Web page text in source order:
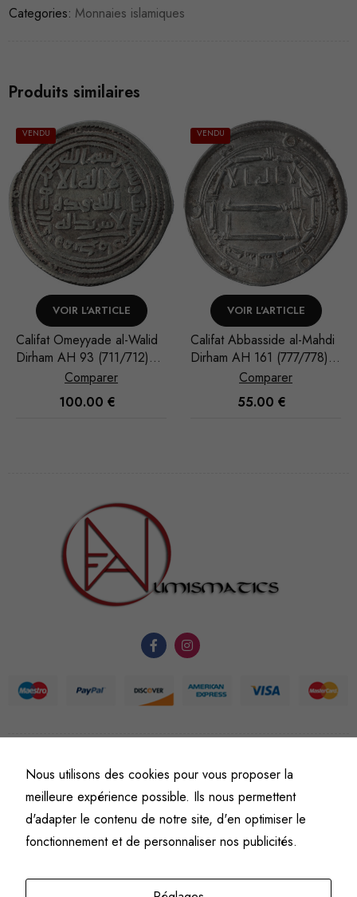
Categories: Monnaies islamiques
Produits similaires
VENDU
VOIR L'ARTICLE
Califat Abbasside al-Mahdi
Dirham AH 161 (777/778)
Madinat al-Salam
Comparer
55.00€
VENDU
VOIR L'ARTICLE
Omeyyades d'Espagne
Abd al-Rahman III Dirham
AH 221 (835/836) al-
Comparer
50.00€
©Fine art numismatics– Tous droits réservés.
Politique de confidentialitéConditions générales de vente et d’utilisation
Mentions légales
Nous utilisons des cookies pour vous proposer la
meilleure expérience possible. Ils nous permettent
d'adapter le contenu de notre site, d'en optimiser le
fonctionnement et de personnaliser nos publicités.
du site Web.
nous
structure du
site Web, en
fonction de
l'usage qu'il